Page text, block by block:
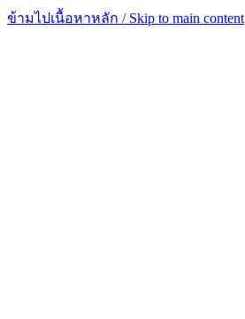
ข้ามไปเนื้อหาหลัก / Skip to main content